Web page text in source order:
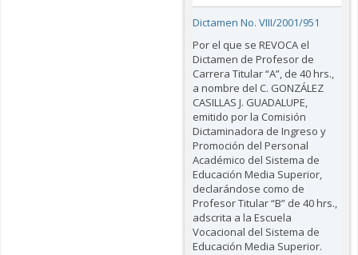
Dictamen No. VIII/2001/951
Por el que se REVOCA el
Dictamen de Profesor de
Carrera Titular “A”, de 40 hrs.,
a nombre del C. GONZÁLEZ
CASILLAS J. GUADALUPE,
emitido por la Comisión
Dictaminadora de Ingreso y
Promoción del Personal
Académico del Sistema de
Educación Media Superior,
declarándose como de
Profesor Titular “B” de 40 hrs.,
adscrita a la Escuela
Vocacional del Sistema de
Educación Media Superior.